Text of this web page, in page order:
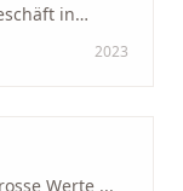
in
und
Ihnen – ich
2023
Werte ...